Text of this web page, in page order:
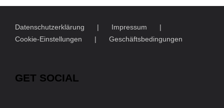
Datenschutzerklärung
Impressum
Cookie-Einstellungen
Geschäftsbedingungen
GET SOCIAL